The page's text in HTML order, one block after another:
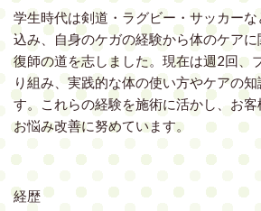
学生時代は剣道・ラグビー・サッカー
込み、自身のケガの経験から体のケア
復師の道を志しました。現在は週2回、
り組み、実践的な体の使い方やケアの
す。これらの経験を施術に活かし、お
お悩み改善に努めています。
経歴